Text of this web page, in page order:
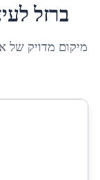
ברזל
מיקום מדויק של